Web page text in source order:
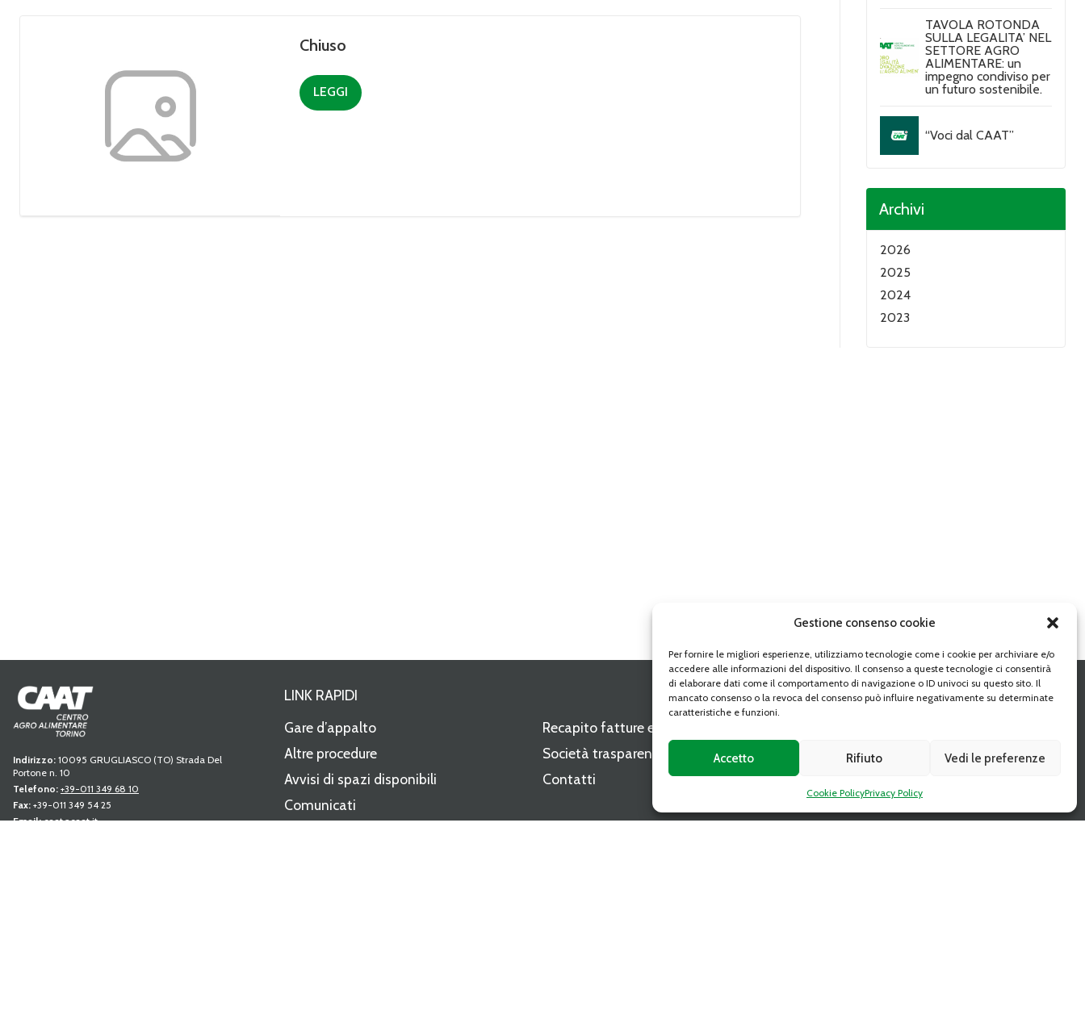
Gestione consenso cookie
Per fornire le migliori esperienze, utilizziamo tecnologie come i cookie per archiviare e/o
accedere alle informazioni del dispositivo. Il consenso a queste tecnologie ci consentirà
di elaborare dati come il comportamento di navigazione o ID univoci su questo sito. Il
mancato consenso o la revoca del consenso può influire negativamente su determinate
caratteristiche e funzioni.
Accetto Rifiuto Vedi le preferenze
Cookie PolicyPrivacy Policy
Chiuso
LEGGI
TAVOLA ROTONDA
SULLA LEGALITA’ NEL
SETTORE AGRO
ALIMENTARE: un
impegno condiviso per
un futuro sostenibile.
“Voci dal CAAT”
Archivi
2026
2025
2024
2023
Indirizzo: 10095 GRUGLIASCO (TO) Strada Del
Portone n. 10
Telefono: +39-011 349 68 10
Fax: +39-011 349 54 25
Email: caat@caat.it
LINK RAPIDI
Gare d’appalto
Altre procedure
Avvisi di spazi disponibili
Comunicati
Recapito fatture elettroniche
Società trasparente
Contatti
SEGUI